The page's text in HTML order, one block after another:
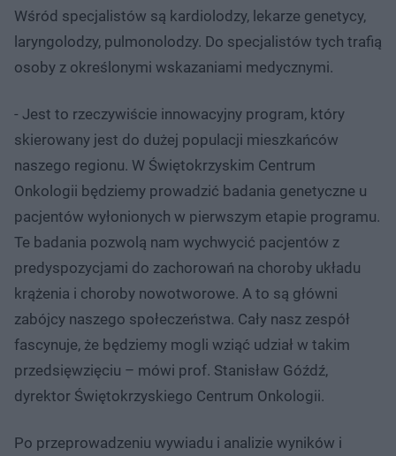
Wśród specjalistów są kardiolodzy, lekarze genetycy,
laryngolodzy, pulmonolodzy. Do specjalistów tych trafią
osoby z określonymi wskazaniami medycznymi.
- Jest to rzeczywiście innowacyjny program, który
skierowany jest do dużej populacji mieszkańców
naszego regionu. W Świętokrzyskim Centrum
Onkologii będziemy prowadzić badania genetyczne u
pacjentów wyłonionych w pierwszym etapie programu.
Te badania pozwolą nam wychwycić pacjentów z
predyspozycjami do zachorowań na choroby układu
krążenia i choroby nowotworowe. A to są główni
zabójcy naszego społeczeństwa. Cały nasz zespół
fascynuje, że będziemy mogli wziąć udział w takim
przedsięwzięciu – mówi prof. Stanisław Góźdź,
dyrektor Świętokrzyskiego Centrum Onkologii.
Po przeprowadzeniu wywiadu i analizie wyników i